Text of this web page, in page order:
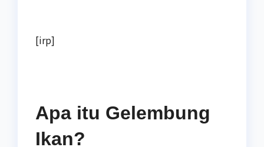
[irp]
Apa itu Gelembung
Ikan?